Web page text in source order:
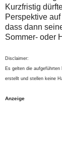
Kurzfristig
Perspektive
dass dann
Sommer- oder
Disclaimer:
Es gelten die
erstellt und stellen keine
Anzeige